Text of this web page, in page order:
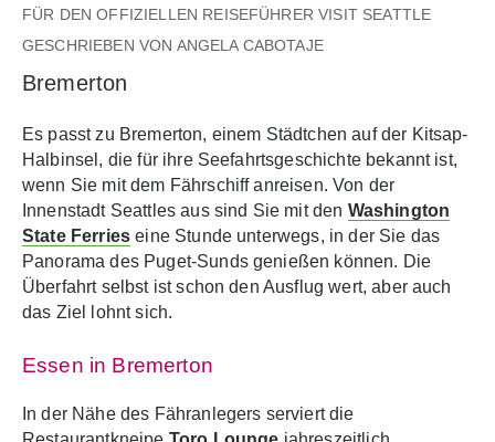
FÜR DEN OFFIZIELLEN REISEFÜHRER VISIT SEATTLE
GESCHRIEBEN VON ANGELA CABOTAJE
Bremerton
Es passt zu Bremerton, einem Städtchen auf der Kitsap-
Halbinsel, die für ihre Seefahrtsgeschichte bekannt ist,
wenn Sie mit dem Fährschiff anreisen. Von der
Innenstadt Seattles aus sind Sie mit den Washington
State Ferries eine Stunde unterwegs, in der Sie das
Panorama des Puget-Sunds genießen können. Die
Überfahrt selbst ist schon den Ausflug wert, aber auch
das Ziel lohnt sich.
Essen in Bremerton
In der Nähe des Fähranlegers serviert die